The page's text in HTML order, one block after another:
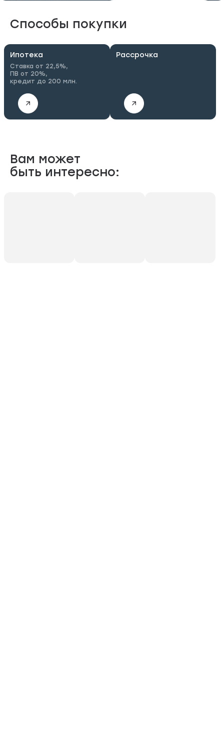
Способы покупки
Ипотека
Ставка от 22,5%,
ПВ от 20%,
кредит до 200 млн.
Рассрочка
Вам может
быть интересно: